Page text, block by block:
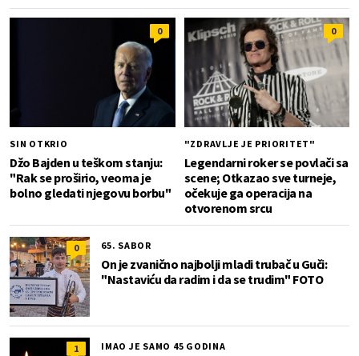
0
SIN OTKRIO
Džo Bajden u teškom stanju:
"Rak se proširio, veoma je
bolno gledati njegovu borbu"
0
"ZDRAVLJE JE PRIORITET"
Legendarni roker se povlači sa
scene; Otkazao sve turneje,
očekuje ga operacija na
otvorenom srcu
0 65. SABOR
On je zvanično najbolji mladi trubač u Guči:
"Nastaviću da radim i da se trudim" FOTO
1 IMAO JE SAMO 45 GODINA